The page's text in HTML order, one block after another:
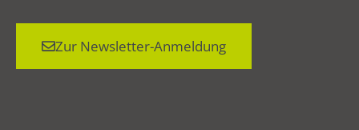
Zur Newsletter-Anmeldung